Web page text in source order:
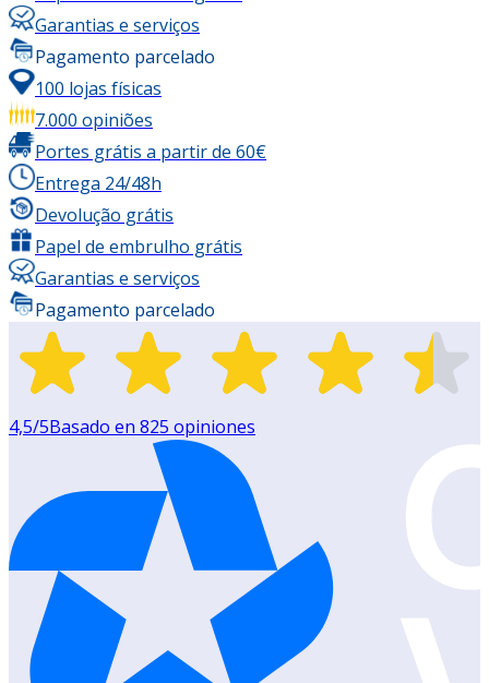
Garantias e serviços
Pagamento parcelado
100 lojas físicas
7.000 opiniões
Portes grátis a partir de 60€
Entrega 24/48h
Devolução grátis
Papel de embrulho grátis
Garantias e serviços
Pagamento parcelado
4,5/5Basado en 825 opiniones